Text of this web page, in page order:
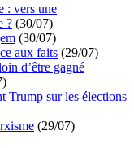
: vers une
? (30/07)
(30/07)
aux faits (29/07)
d’être gagné
Trump sur les élections
(29/07)